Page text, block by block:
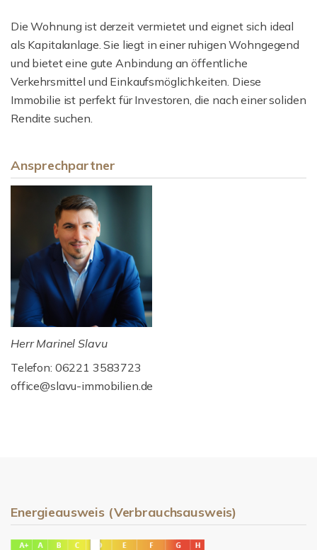
Die Wohnung ist derzeit vermietet und eignet sich ideal
als Kapitalanlage. Sie liegt in einer ruhigen Wohngegend
und bietet eine gute Anbindung an öffentliche
Verkehrsmittel und Einkaufsmöglichkeiten. Diese
Immobilie ist perfekt für Investoren, die nach einer soliden
Rendite suchen.
Ansprechpartner
Herr Marinel Slavu
Telefon: 06221 3583723
office@slavu-immobilien.de
Energieausweis (Verbrauchsausweis)